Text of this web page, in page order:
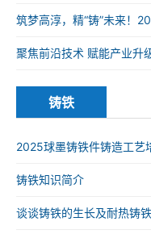
铸造高质量发展大会在南
筑梦高淳，精“铸”未来！
在南京高淳成功举办
聚焦前沿技术 赋能产业
训班在南京高淳成功举办
铸铁
2025球墨铸铁件铸造工艺
司成功举办
铸铁知识简介
谈谈铸铁的生长及耐热铸铁